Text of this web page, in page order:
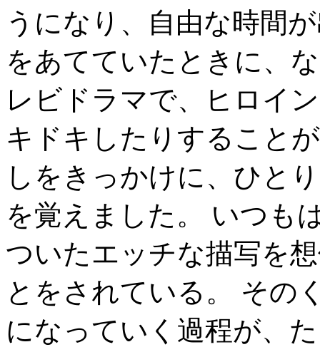
うになり、自由な時間
をあてていたときに、
レビドラマで、ヒロイ
キドキしたりすること
しをきっかけに、ひと
を覚えました。 いつも
ついたエッチな描写を
とをされている。 その
になっていく過程が、